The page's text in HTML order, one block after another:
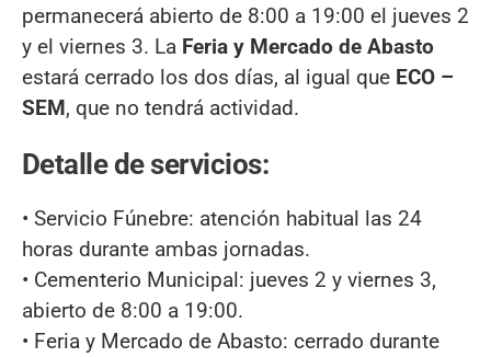
permanecerá abierto de 8:00 a 19:00 el jueves 2
y el viernes 3. La Feria y Mercado de Abasto
estará cerrado los dos días, al igual que ECO –
SEM, que no tendrá actividad.
Detalle de servicios:
• Servicio Fúnebre: atención habitual las 24
horas durante ambas jornadas.
• Cementerio Municipal: jueves 2 y viernes 3,
abierto de 8:00 a 19:00.
• Feria y Mercado de Abasto: cerrado durante